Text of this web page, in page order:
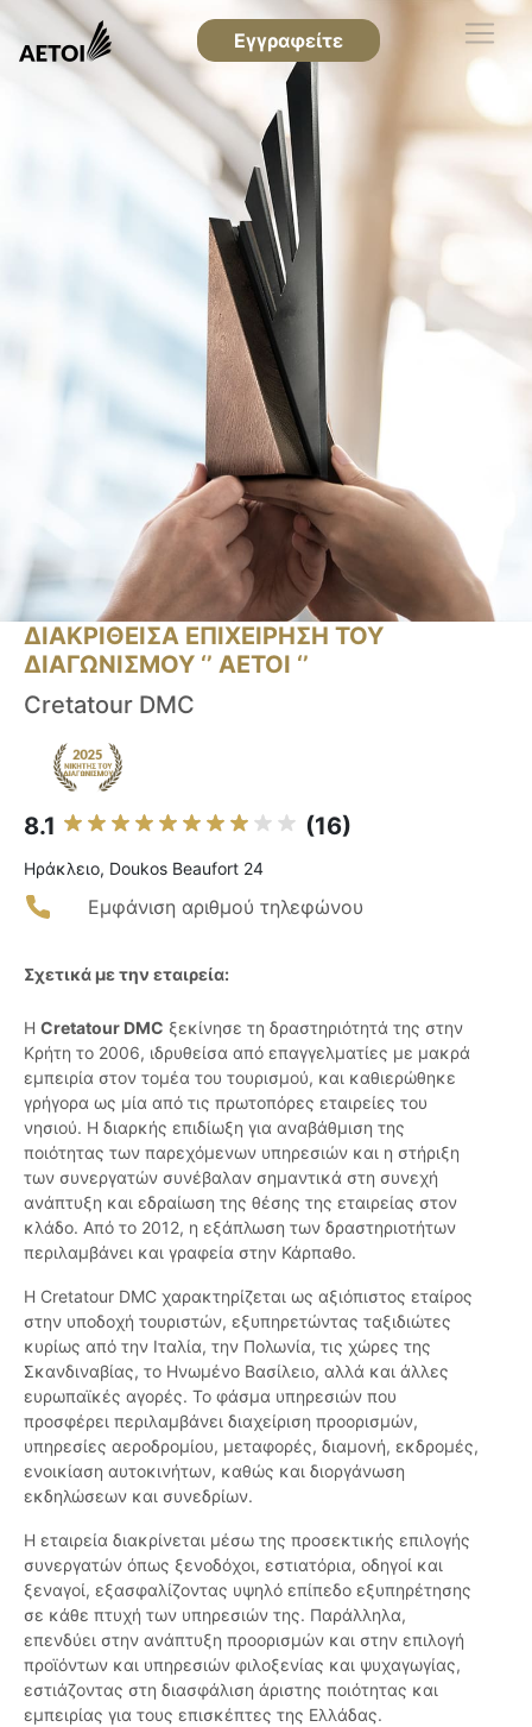
Εγγραφείτε
ΔΙΑΚΡΙΘΕΙΣΑ ΕΠΙΧΕΙΡΗΣΗ ΤΟΥ
ΔΙΑΓΩΝΙΣΜΟΥ ‘’ ΑΕΤΟΙ ‘’
Cretatour DMC
8.1 (16)
Ηράκλειο, Doukos Beaufort 24
Εμφάνιση αριθμού τηλεφώνου
Σχετικά με την εταιρεία:
Η Cretatour DMC ξεκίνησε τη δραστηριότητά της στην
Κρήτη το 2006, ιδρυθείσα από επαγγελματίες με μακρά
εμπειρία στον τομέα του τουρισμού, και καθιερώθηκε
γρήγορα ως μία από τις πρωτοπόρες εταιρείες του
νησιού. Η διαρκής επιδίωξη για αναβάθμιση της
ποιότητας των παρεχόμενων υπηρεσιών και η στήριξη
των συνεργατών συνέβαλαν σημαντικά στη συνεχή
ανάπτυξη και εδραίωση της θέσης της εταιρείας στον
κλάδο. Από το 2012, η εξάπλωση των δραστηριοτήτων
περιλαμβάνει και γραφεία στην Κάρπαθο.
Η Cretatour DMC χαρακτηρίζεται ως αξιόπιστος εταίρος
στην υποδοχή τουριστών, εξυπηρετώντας ταξιδιώτες
κυρίως από την Ιταλία, την Πολωνία, τις χώρες της
Σκανδιναβίας, το Ηνωμένο Βασίλειο, αλλά και άλλες
ευρωπαϊκές αγορές. Το φάσμα υπηρεσιών που
προσφέρει περιλαμβάνει διαχείριση προορισμών,
υπηρεσίες αεροδρομίου, μεταφορές, διαμονή, εκδρομές,
ενοικίαση αυτοκινήτων, καθώς και διοργάνωση
εκδηλώσεων και συνεδρίων.
Η εταιρεία διακρίνεται μέσω της προσεκτικής επιλογής
συνεργατών όπως ξενοδόχοι, εστιατόρια, οδηγοί και
ξεναγοί, εξασφαλίζοντας υψηλό επίπεδο εξυπηρέτησης
σε κάθε πτυχή των υπηρεσιών της. Παράλληλα,
επενδύει στην ανάπτυξη προορισμών και στην επιλογή
προϊόντων και υπηρεσιών φιλοξενίας και ψυχαγωγίας,
εστιάζοντας στη διασφάλιση άριστης ποιότητας και
εμπειρίας για τους επισκέπτες της Ελλάδας.